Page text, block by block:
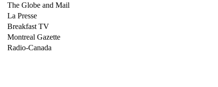
The Globe and Mail
La Presse
Breakfast TV
Montreal Gazette
Radio-Canada